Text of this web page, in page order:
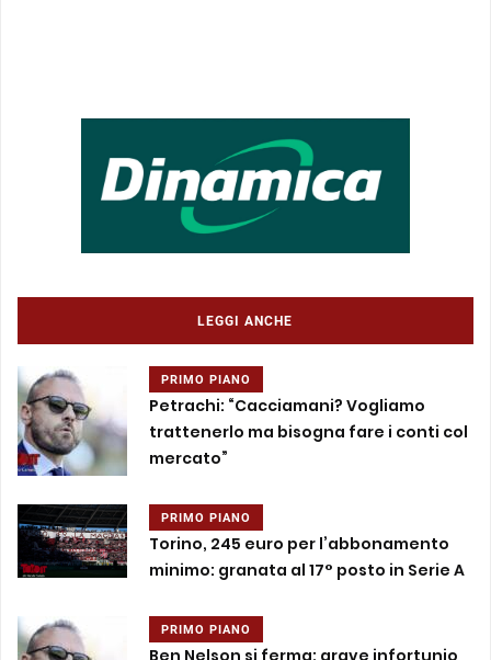
LEGGI ANCHE
PRIMO PIANO
Petrachi: “Cacciamani? Vogliamo
trattenerlo ma bisogna fare i conti col
mercato”
PRIMO PIANO
Torino, 245 euro per l’abbonamento
minimo: granata al 17° posto in Serie A
PRIMO PIANO